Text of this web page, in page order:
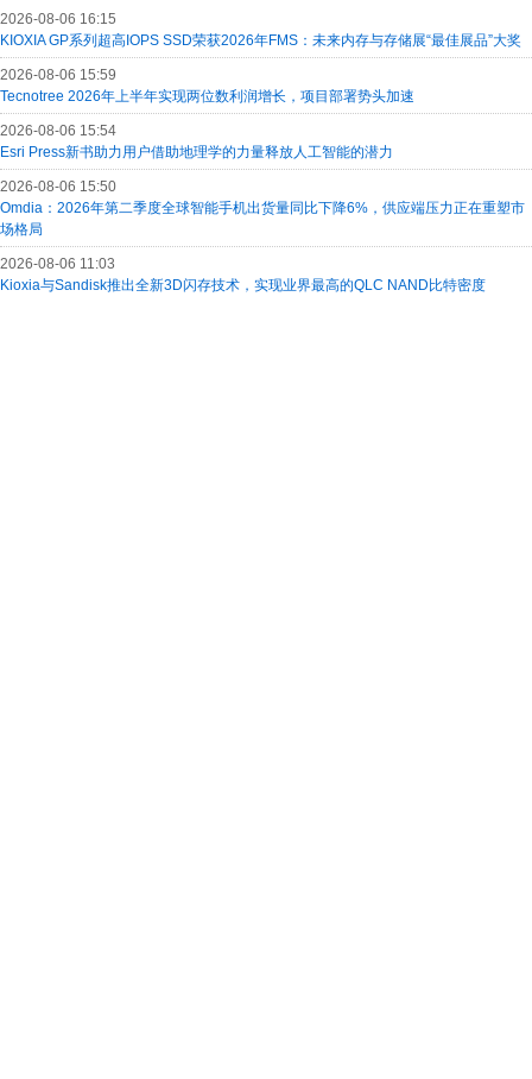
2026-08-06 16:15
KIOXIA GP系列超高IOPS SSD荣获2026年FMS：未来内存与存储展“最佳展品”大奖
2026-08-06 15:59
Tecnotree 2026年上半年实现两位数利润增长，项目部署势头加速
2026-08-06 15:54
Esri Press新书助力用户借助地理学的力量释放人工智能的潜力
2026-08-06 15:50
Omdia：2026年第二季度全球智能手机出货量同比下降6%，供应端压力正在重塑市
场格局
2026-08-06 11:03
Kioxia与Sandisk推出全新3D闪存技术，实现业界最高的QLC NAND比特密度